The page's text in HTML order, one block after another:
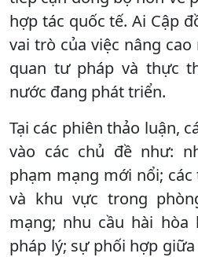
hợp tác quốc tế. Ai Cập
vai trò của việc nâng
quan tư pháp và thực
nước đang phát triển.
Tại các phiên thảo luận,
vào các chủ đề như:
phạm mạng mới nổi;
và khu vực trong
mạng; nhu cầu hài hòa
pháp lý; sự phối hợp